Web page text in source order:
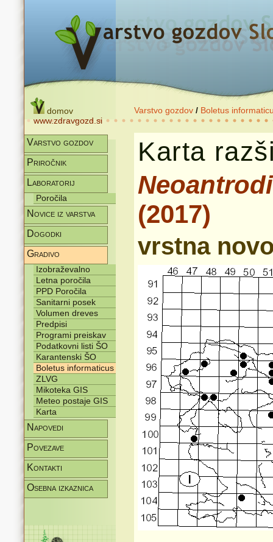
domov
www.zdravgozd.si
Varstvo gozdov / Boletus
Varstvo gozdov
Priročnik
Laboratorij
Poročila
Novice iz varstva
Dogodki
Gradivo
Izobraževalno
Letna poročila
PPD Poročila
Sanitarni posek
Volumen dreves
Predpisi
Programi preiskav
Podatkovni listi ŠO
Karantenski ŠO
Boletus informaticus
ZLVG
Mikoteka GIS
Meteo postaje GIS
Karta
Napovedi
Povezave
Kontakti
Osebna izkaznica
Karta
(2017)
vrstna